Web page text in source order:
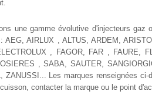
une gamme évolutive d'injecteurs gaz
AEG, AIRLUX , ALTUS, ARDEM,
, FAGOR, FAR , FAURE,
, SABA, SAUTER,
ZANUSSI... Les marques renseignées
contacter la marque ou le point